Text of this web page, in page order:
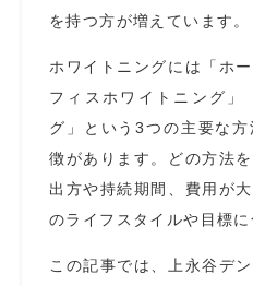
を持つ方が増えています。
ホワイトニングには「ホ
フィスホワイトニング」
グ」という3つの主要な
徴があります。どの方法
出方や持続期間、費用が
のライフスタイルや目標に
この記事では、上永谷デ